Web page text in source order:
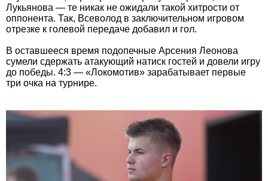
Лукьянова — те никак не ожидали такой хитрости от
оппонента. Так, Всеволод в заключительном игровом
отрезке к голевой передаче добавил и гол.
В оставшееся время подопечные Арсения Леонова
сумели сдержать атакующий натиск гостей и довели игру
до победы. 4:3 — «Локомотив» зарабатывает первые
три очка на турнире.